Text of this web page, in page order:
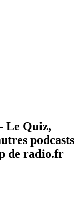
Le Quiz,
podcasts
de radio.fr